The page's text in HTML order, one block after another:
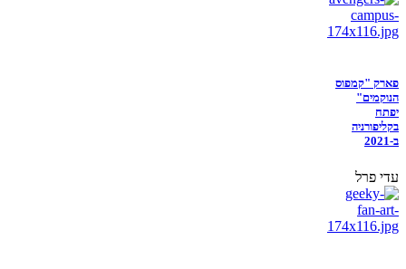
פארק "קמפוס
הנוקמים"
יפתח
בקליפורניה
ב-2021
עדי פרל